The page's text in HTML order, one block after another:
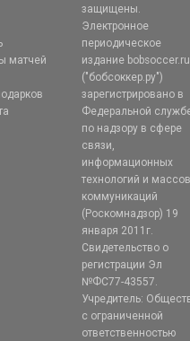
матчей
защищены.
Электронное
периодическое
издание bobsoccer.ru
("бобсоккер.ру")
зарегистрировано в
Федеральной
по надзору в сфере
связи,
информационных
технологий и
коммуникаций
(Роскомнадзор) 19
января 2011г.
Свидетельство о
регистрации Эл
№ФС77-43557.
Учредитель:
с ограниченной
ответственностью